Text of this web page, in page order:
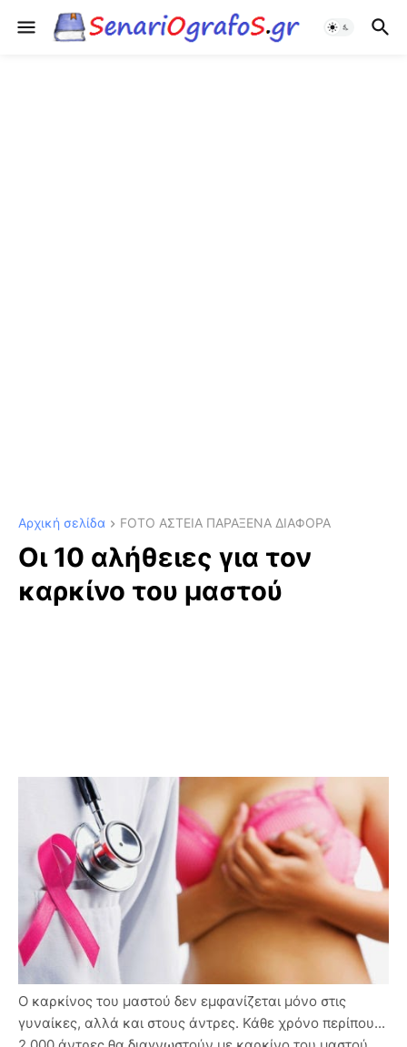
Αρχική σελίδα FOTO ΑΣΤΕΙΑ ΠΑΡΑΞΕΝΑ ΔΙΑΦΟΡΑ
Οι 10 αλήθειες για τον
καρκίνο του μαστού
Ο καρκίνος του μαστού δεν εμφανίζεται μόνο στις
γυναίκες, αλλά και στους άντρες. Κάθε χρόνο περίπου...